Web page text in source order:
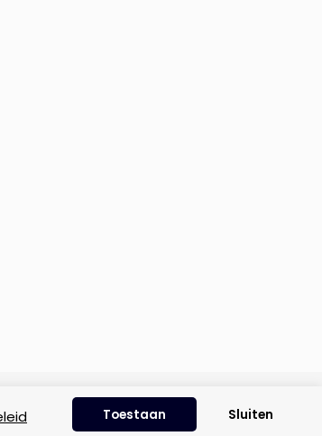
Toestaan Sluiten
Privacyverklaring Cookie beleid